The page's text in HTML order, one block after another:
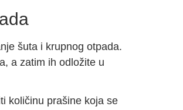
šuta i krupnog otpada.
a zatim ih odložite u
količinu prašine koja se